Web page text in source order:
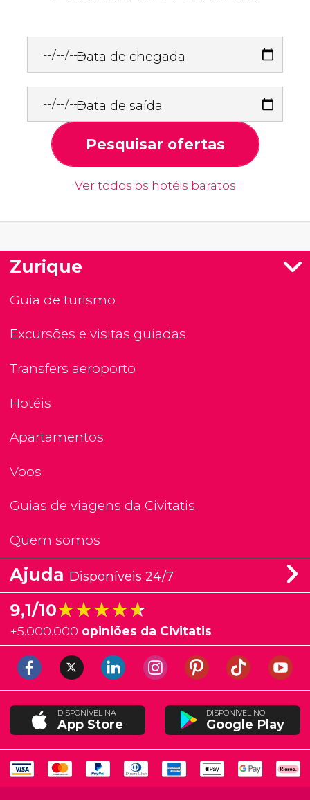
Data de chegada
Data de saída
Pesquisar ofertas
Ver todos os hotéis baratos
Zurique
Guia de turismo
Excursões e visitas guiadas
Transfers aeroporto
Hotéis
Apartamentos
Voos
Guias de viagens da Civitatis
Quem somos
Ajuda Disponíveis 24/7
9,1/10★★★★★
★★★★★
+5.000.000 opiniões da Civitatis
DISPONÍVEL NA
App Store
DISPONÍVEL NO
Google Play